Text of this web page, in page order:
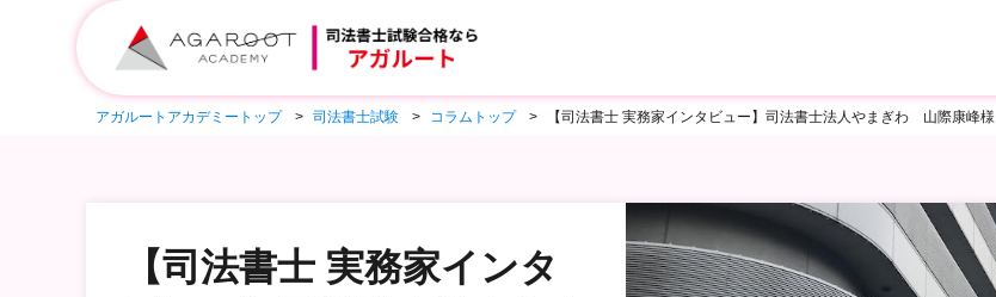
アガルートアカデミートップ 司法書士試験 コラムトップ 【司法書士 実務家インタビュー】司法書士法人やまぎわ 山際康峰様
【司法書士 実務家インタ